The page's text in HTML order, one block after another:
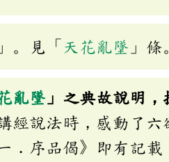
」。見「 天花亂墜 」條
亂墜 」之典故說明，
經說法時，感動了
．序品偈》即有記